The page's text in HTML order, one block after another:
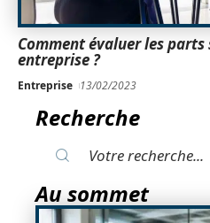
Comment évaluer les parts
entreprise ?
Entreprise 13/02/2023
Recherche
Au sommet